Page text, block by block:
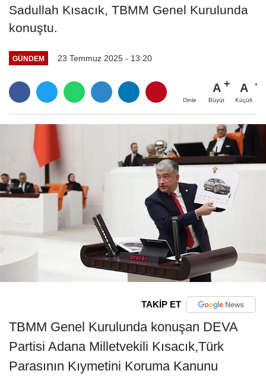
Sadullah Kısacık, TBMM Genel Kurulunda
konuştu.
GÜNDEM 23 Temmuz 2025 - 13:20
Dinle
A
Büyüt
A
Küçült
TAKİP ET
TBMM Genel Kurulunda konuşan DEVA
Partisi Adana Milletvekili Kısacık,Türk
Parasının Kıymetini Koruma Kanunu